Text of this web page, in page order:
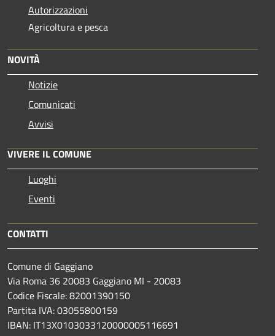
Autorizzazioni
Agricoltura e pesca
NOVITÀ
Notizie
Comunicati
Avvisi
VIVERE IL COMUNE
Luoghi
Eventi
CONTATTI
Comune di Gaggiano
Via Roma 36 20083 Gaggiano MI - 20083
Codice Fiscale: 82001390150
Partita IVA: 03055800159
IBAN: IT13X0103033120000005116691